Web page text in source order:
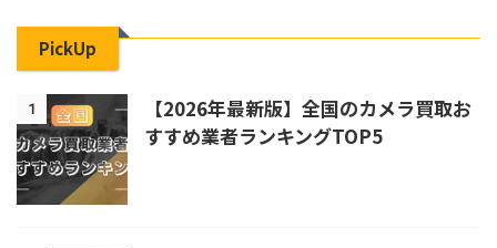
PickUp
1
【2026年最新版】全国のカメラ買取お
すすめ業者ランキングTOP5